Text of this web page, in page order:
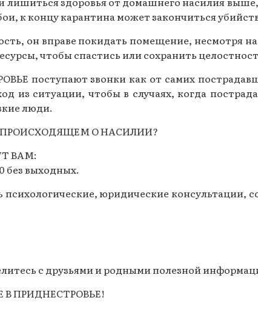
к концу карантина может закончиться
он вправе покидать помещение, несмотря
чтобы спастись или сохранить
поступают звонки как от самих
из ситуации, чтобы в случаях, когда
люди.
О НАСИЛИИ?
ВАМ:
без выходных.
юридические консультации,
с друзьями и родными полезной
ПРИДНЕСТРОВЬЕ!